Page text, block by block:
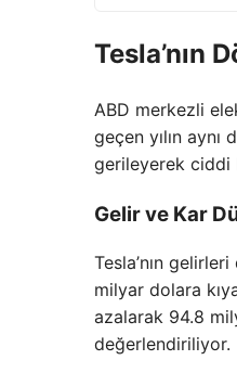
Tesla’nın
ABD merkezli
geçen yılın
gerileyerek ciddi
Gelir ve Kar
Tesla’nın
milyar dolara
azalarak 94.8
değerlendiriliyor.